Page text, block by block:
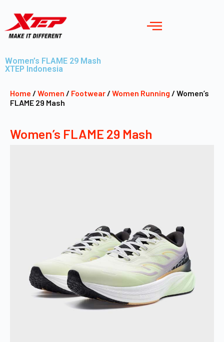
Women’s FLAME 29 Mash
XTEP Indonesia
Home / Women / Footwear / Women Running / Women’s
FLAME 29 Mash
Women’s FLAME 29 Mash